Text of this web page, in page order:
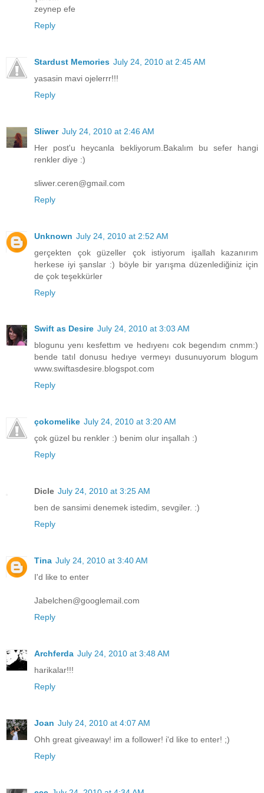
zeynep efe
Reply
Stardust Memories July 24, 2010 at 2:45 AM
yasasin mavi ojelerrr!!!
Reply
Sliwer July 24, 2010 at 2:46 AM
Her post'u heycanla bekliyorum.Bakalım bu sefer hangi
renkler diye :)
sliwer.ceren@gmail.com
Reply
Unknown July 24, 2010 at 2:52 AM
gerçekten çok güzeller çok istiyorum işallah kazanırım
herkese iyi şanslar :) böyle bir yarışma düzenlediğiniz için
de çok teşekkürler
Reply
Swift as Desire July 24, 2010 at 3:03 AM
blogunu yenı kesfettım ve hedıyenı cok begendım cnmm:)
bende tatıl donusu hedıye vermeyı dusunuyorum blogum
www.swiftasdesire.blogspot.com
Reply
çokomelike July 24, 2010 at 3:20 AM
çok güzel bu renkler :) benim olur inşallah :)
Reply
Dicle July 24, 2010 at 3:25 AM
ben de sansimi denemek istedim, sevgiler. :)
Reply
Tina July 24, 2010 at 3:40 AM
I'd like to enter
Jabelchen@googlemail.com
Reply
Archferda July 24, 2010 at 3:48 AM
harikalar!!!
Reply
Joan July 24, 2010 at 4:07 AM
Ohh great giveaway! im a follower! i'd like to enter! ;)
Reply